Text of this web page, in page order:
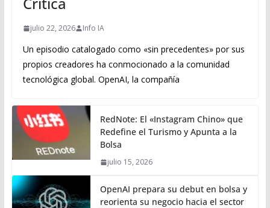
julio 22, 2026 Info IA
Un episodio catalogado como «sin precedentes» por sus
propios creadores ha conmocionado a la comunidad
tecnológica global. OpenAI, la compañía
RedNote: El «Instagram Chino» que
Redefine el Turismo y Apunta a la
Bolsa
julio 15, 2026
OpenAI prepara su debut en bolsa y
reorienta su negocio hacia el sector